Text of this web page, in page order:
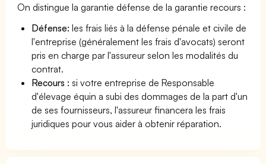
On distingue la garantie défense de la garantie recours :
Défense: les frais liés à la défense pénale et civile de
l'entreprise (généralement les frais d'avocats) seront
pris en charge par l'assureur selon les modalités du
contrat.
Recours : si votre entreprise de Responsable
d'élevage équin a subi des dommages de la part d'un
de ses fournisseurs, l'assureur financera les frais
juridiques pour vous aider à obtenir réparation.